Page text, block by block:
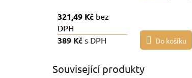
321,49 Kč bez
DPH
389 Kč s DPH Do košíku
Související produkty